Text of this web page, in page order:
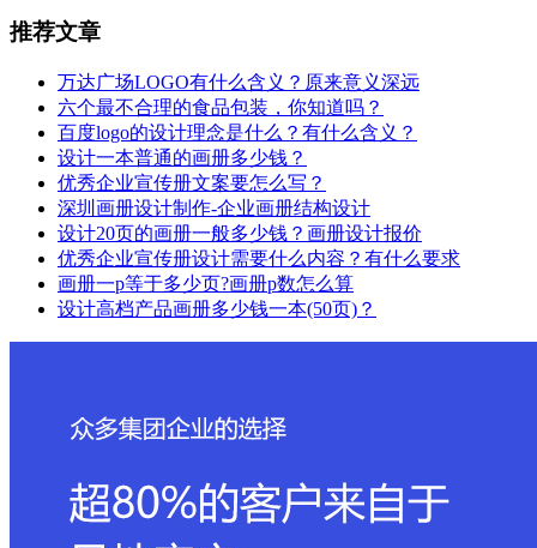
推荐文章
万达广场LOGO有什么含义？原来意义深远
六个最不合理的食品包装，你知道吗？
百度logo的设计理念是什么？有什么含义？
设计一本普通的画册多少钱？
优秀企业宣传册文案要怎么写？
深圳画册设计制作-企业画册结构设计
设计20页的画册一般多少钱？画册设计报价
优秀企业宣传册设计需要什么内容？有什么要求
画册一p等于多少页?画册p数怎么算
设计高档产品画册多少钱一本(50页)？